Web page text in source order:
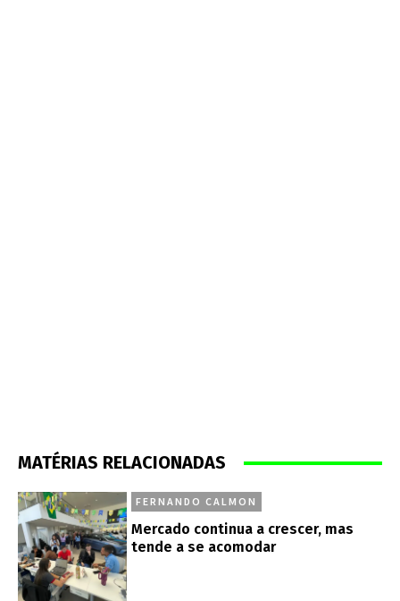
MATÉRIAS RELACIONADAS
FERNANDO CALMON
Mercado continua a crescer, mas
tende a se acomodar